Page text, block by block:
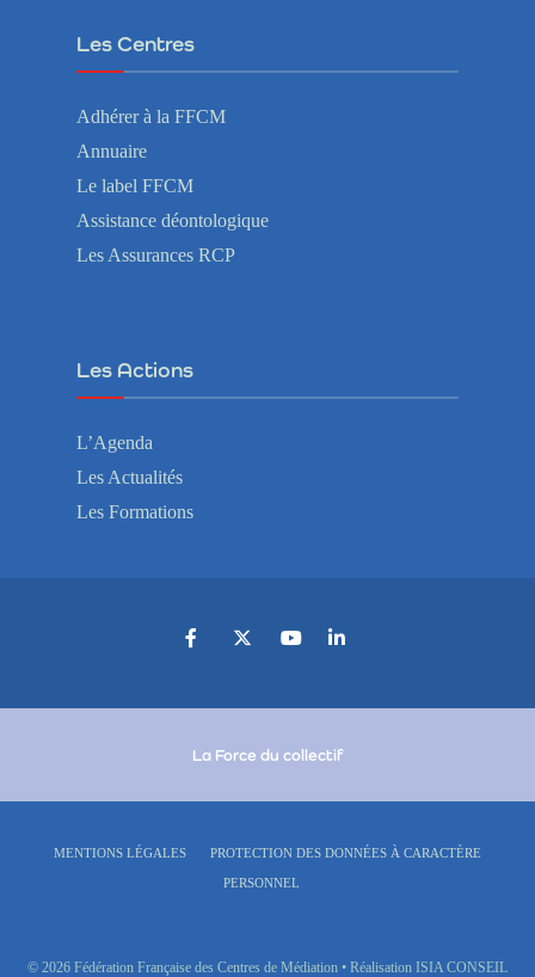
Les Centres
Adhérer à la FFCM
Annuaire
Le label FFCM
Assistance déontologique
Les Assurances RCP
Les Actions
L’Agenda
Les Actualités
Les Formations
La Force du collectif
MENTIONS LÉGALES PROTECTION DES DONNÉES À CARACTÈRE
PERSONNEL
© 2026 Fédération Française des Centres de Médiation • Réalisation ISIA CONSEIL